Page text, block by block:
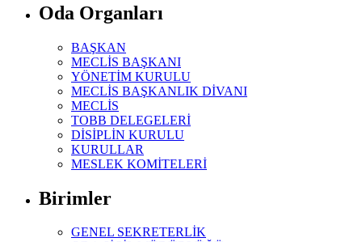
Oda Organları
BAŞKAN
MECLİS BAŞKANI
YÖNETİM KURULU
MECLİS BAŞKANLIK DİVANI
MECLİS
TOBB DELEGELERİ
DİSİPLİN KURULU
KURULLAR
MESLEK KOMİTELERİ
Birimler
GENEL SEKRETERLİK